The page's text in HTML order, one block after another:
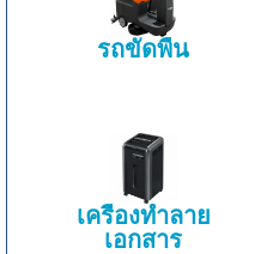
รถขัดพื้น
เครื่องทำลาย
เอกสาร